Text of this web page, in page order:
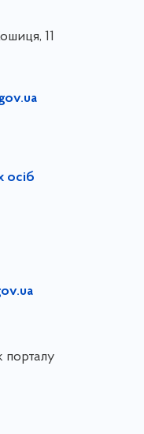
11
осіб
порталу